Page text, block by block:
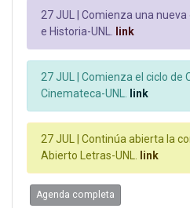
27 JUL |
Comienza una nueva
e Historia-UNL.
link
27 JUL |
Comienza el ciclo de
Cinemateca-UNL.
link
27 JUL |
Continúa abierta la
Abierto Letras-UNL.
link
Agenda completa